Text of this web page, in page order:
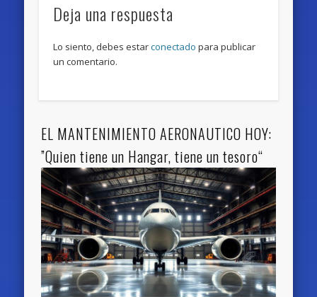
Deja una respuesta
Lo siento, debes estarconectado para publicar
un comentario.
EL MANTENIMIENTO AERONAUTICO HOY:
”Quien tiene un Hangar, tiene un tesoro“